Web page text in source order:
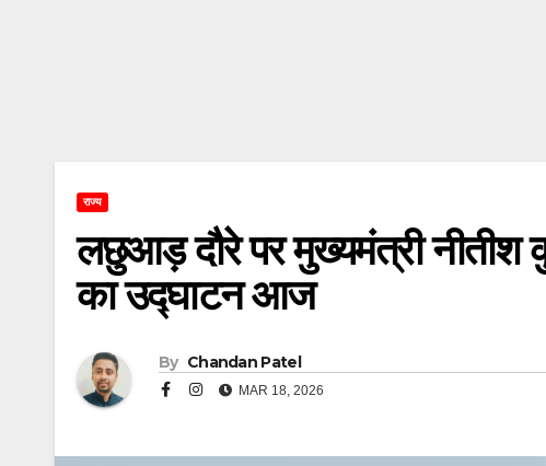
राज्य
लछुआड़ दौरे पर मुख्यमंत्री
का उद्घाटन आज
By Chandan Patel
MAR 18, 2026